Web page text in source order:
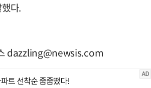
다.
dazzling@newsis.com